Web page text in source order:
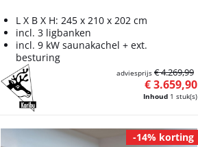
L X B X H: 245 x 210 x 202 cm
incl. 3 ligbanken
incl. 9 kW saunakachel + ext.
besturing
Inhoud 1 stuk(s)
€ 3.659,90
adviesprijs € 4.269,99
-14% korting